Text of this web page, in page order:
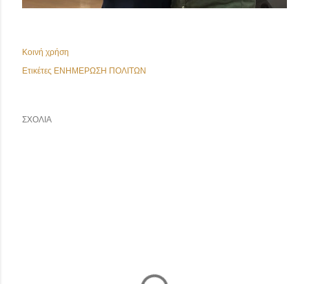
Κοινή χρήση
Ετικέτες ΕΝΗΜΕΡΩΣΗ ΠΟΛΙΤΩΝ
ΣΧΌΛΙΑ